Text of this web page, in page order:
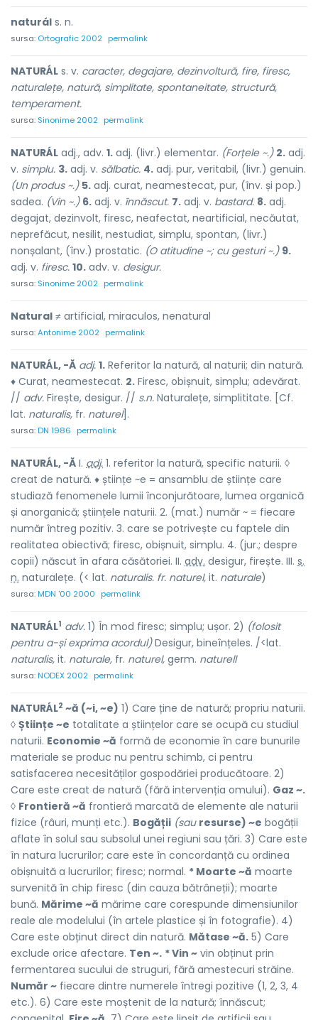
naturál s. n.
sursa: Ortografic 2002 permalink
NATURÁL s. v. caracter, degajare, dezinvoltură, fire, firesc,
naturalețe, natură, simplitate, spontaneitate, structură,
temperament.
sursa: Sinonime 2002 permalink
NATURÁL adj., adv. 1. adj. (livr.) elementar. (Forțele ~.) 2. adj.
v. simplu. 3. adj. v. sălbatic. 4. adj. pur, veritabil, (livr.) genuin.
(Un produs ~.) 5. adj. curat, neamestecat, pur, (înv. și pop.)
sadea. (Vin ~.) 6. adj. v. înnăscut. 7. adj. v. bastard. 8. adj.
degajat, dezinvolt, firesc, neafectat, neartificial, necăutat,
neprefăcut, nesilit, nestudiat, simplu, spontan, (livr.)
nonșalant, (înv.) prostatic. (O atitudine ~; cu gesturi ~.) 9.
adj. v. firesc. 10. adv. v. desigur.
sursa: Sinonime 2002 permalink
Natural ≠ artificial, miraculos, nenatural
sursa:Antonime 2002 permalink
NATURÁL, -Ă adj. 1. Referitor la natură, al naturii; din natură.
♦ Curat, neamestecat. 2. Firesc, obișnuit, simplu; adevărat.
// adv. Firește, desigur. // s.n. Naturalețe, simplititate. [Cf.
lat. naturalis, fr. naturel].
sursa:DN 1986 permalink
NATURÁL, -Ă I. adj. 1. referitor la natură, specific naturii. ◊
creat de natură. ♦ științe ~e = ansamblu de științe care
studiază fenomenele lumii înconjurătoare, lumea organică
și anorganică; științele naturii. 2. (mat.) număr ~ = fiecare
număr întreg pozitiv. 3. care se potrivește cu faptele din
realitatea obiectivă; firesc, obișnuit, simplu. 4. (jur.; despre
copii) născut în afara căsătoriei. II. adv. desigur, firește. III. s.
n. naturalețe. (< lat. naturalis. fr. naturel, it. naturale)
sursa:MDN '00 2000 permalink
NATURÁL1 adv. 1) În mod firesc; simplu; ușor. 2) (folosit
pentru a-și exprima acordul)Desigur, bineînțeles. /<lat.
naturalis, it. naturale, fr. naturel, germ. naturell
sursa:NODEX 2002 permalink
NATURÁL2 ~ă (~i, ~e) 1) Care ține de natură; propriu naturii.
◊ Științe ~e totalitate a științelor care se ocupă cu studiul
naturii. Economie ~ă formă de economie în care bunurile
materiale se produc nu pentru schimb, ci pentru
satisfacerea necesităților gospodăriei producătoare. 2)
Care este creat de natură (fără intervenția omului). Gaz ~.
◊ Frontieră ~ă frontieră marcată de elemente ale naturii
fizice (râuri, munți etc.). Bogății (sau resurse) ~e bogății
aflate în solul sau subsolul unei regiuni sau țări. 3) Care este
în natura lucrurilor; care este în concordanță cu ordinea
obișnuită a lucrurilor; firesc; normal. * Moarte ~ă moarte
survenită în chip firesc (din cauza bătrâneții); moarte
bună. Mărime ~ă mărime care corespunde dimensiunilor
reale ale modelului (în artele plastice și în fotografie). 4)
Care este obținut direct din natură. Mătase ~ă. 5) Care
exclude orice afectare. Ten ~. * Vin ~ vin obținut prin
fermentarea sucului de struguri, fără amestecuri străine.
Număr ~ fiecare dintre numerele întregi pozitive (1, 2, 3, 4
etc.). 6) Care este moștenit de la natură; înnăscut;